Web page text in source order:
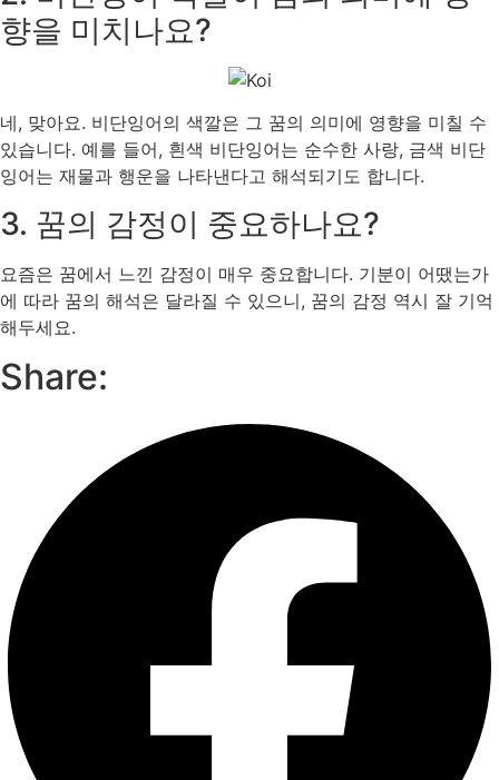
향을 미치나요?
네, 맞아요. 비단잉어의 색깔은 그 꿈의 의미에 영향을 미칠 수
있습니다. 예를 들어, 흰색 비단잉어는 순수한 사랑, 금색 비단
잉어는 재물과 행운을 나타낸다고 해석되기도 합니다.
3. 꿈의 감정이 중요하나요?
요즘은 꿈에서 느낀 감정이 매우 중요합니다. 기분이 어땠는가
에 따라 꿈의 해석은 달라질 수 있으니, 꿈의 감정 역시 잘 기억
해두세요.
Share: